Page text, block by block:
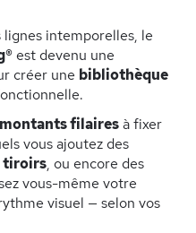
lignes intemporelles, le
est devenu une
créer une bibliothèque
montants filairesà fixer
vous ajoutez des
tiroirs, ou encore des
vous-même votre
visuel — selon vos